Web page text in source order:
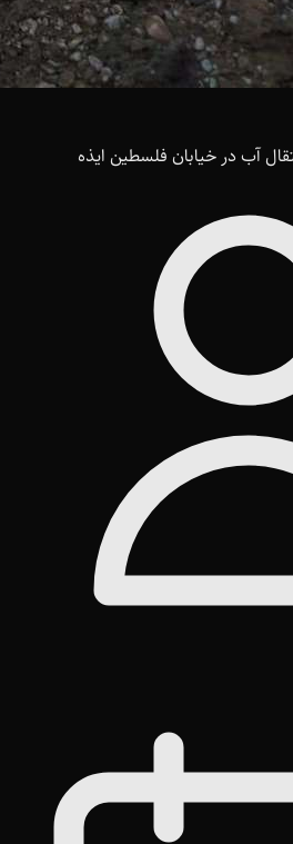
آب در خیابان فلسطین ایذه